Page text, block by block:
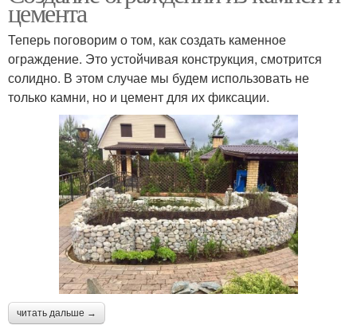
цемента
Теперь поговорим о том, как создать каменное
ограждение. Это устойчивая конструкция, смотрится
солидно. В этом случае мы будем использовать не
только камни, но и цемент для их фиксации.
читать дальше →